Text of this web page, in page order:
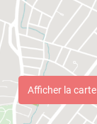
Afficher la carte